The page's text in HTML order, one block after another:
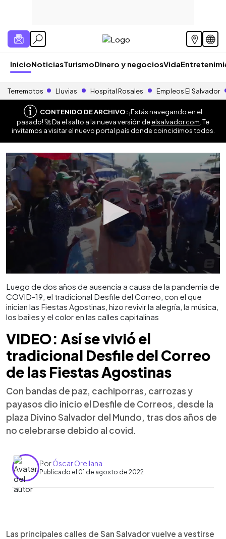
InicioNoticiasTurismoDinero y negociosVida
Terremotos Lluvias Hospital Rosales Empleos El Salvador
CONTENIDO DE ARCHIVO:¡Estás navegando en el
pasado! 🚀 Da el salto a la nueva versión deelsalvador.com . Te
invitamos a visitar el nuevo portal país donde coincidimos todos.
Luego de dos años de ausencia a causa de la pandemia de
COVID-19, el tradicional Desfile del Correo, con el que
inician las Fiestas Agostinas, hizo revivir la alegría, la música,
los bailes y el color en las calles capitalinas
VIDEO: Así se vivió el
tradicional Desfile del Correo
de las Fiestas Agostinas
Con bandas de paz, cachiporras, carrozas y
payasos dio inicio el Desfile de Correos, desde la
plaza Divino Salvador del Mundo, tras dos años de
no celebrarse debido al covid.
PorÓscar Orellana
Publicado el 01 de agosto de 2022
► Escuchar artículo
Las principales calles de San Salvador vuelve a vestirse